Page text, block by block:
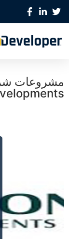
مشروعات